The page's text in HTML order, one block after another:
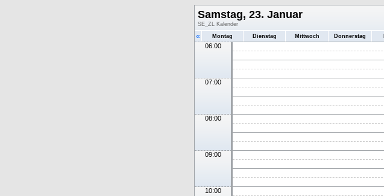
Samstag, 23. Januar
SE_ZL Kalender
« Montag Dienstag Mittwoch Donnerstag
06:00
07:00
08:00
09:00
10:00